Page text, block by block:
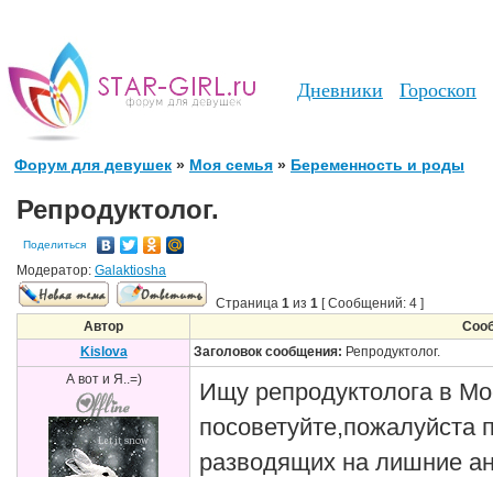
Дневники Гороскоп
Форум для девушек » Моя семья » Беременность и роды
Репродуктолог.
Поделиться
Модератор: Galaktiosha
Страница 1 из 1 [ Сообщений: 4 ]
Автор
Kislova
Заголовок сообщения: Репродуктолог.
А вот и Я..=)
Ищу репродуктолога в
посоветуйте,пожалуйста
разводящих на лишние